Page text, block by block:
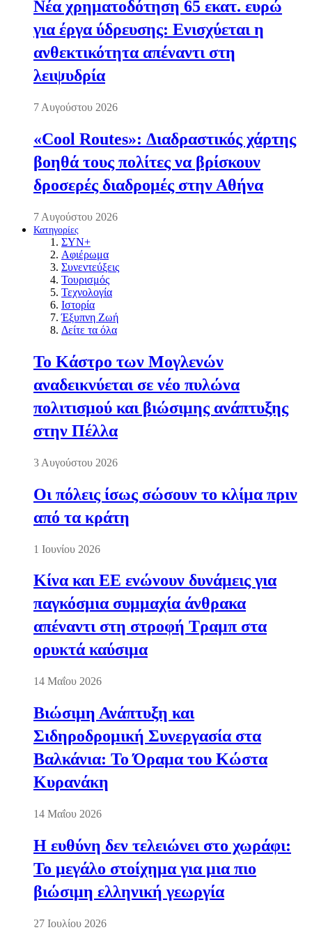
Νέα χρηματοδότηση 65 εκατ. ευρώ
για έργα ύδρευσης: Ενισχύεται η
ανθεκτικότητα απέναντι στη
λειψυδρία
7 Αυγούστου 2026
«Cool Routes»: Διαδραστικός χάρτης
βοηθά τους πολίτες να βρίσκουν
δροσερές διαδρομές στην Αθήνα
7 Αυγούστου 2026
Κατηγορίες
ΣΥΝ+
Αφιέρωμα
Συνεντεύξεις
Τουρισμός
Τεχνολογία
Ιστορία
Έξυπνη Ζωή
Δείτε τα όλα
Το Κάστρο των Μογλενών
αναδεικνύεται σε νέο πυλώνα
πολιτισμού και βιώσιμης ανάπτυξης
στην Πέλλα
3 Αυγούστου 2026
Οι πόλεις ίσως σώσουν το κλίμα πριν
από τα κράτη
1 Ιουνίου 2026
Κίνα και ΕΕ ενώνουν δυνάμεις για
παγκόσμια συμμαχία άνθρακα
απέναντι στη στροφή Τραμπ στα
ορυκτά καύσιμα
14 Μαΐου 2026
Βιώσιμη Ανάπτυξη και
Σιδηροδρομική Συνεργασία στα
Βαλκάνια: Το Όραμα του Κώστα
Κυρανάκη
14 Μαΐου 2026
Η ευθύνη δεν τελειώνει στο χωράφι:
Το μεγάλο στοίχημα για μια πιο
βιώσιμη ελληνική γεωργία
27 Ιουλίου 2026